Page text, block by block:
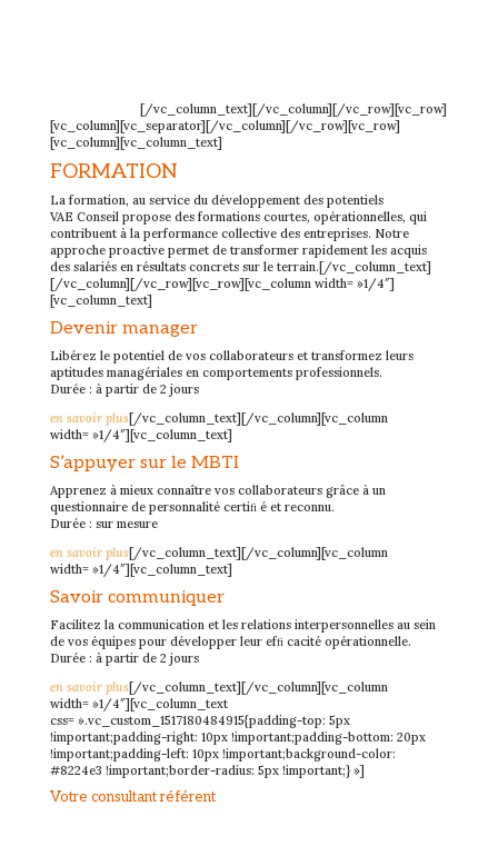
[/vc_column_text][/vc_column][/vc_row][vc_row]
[vc_column][vc_separator][/vc_column][/vc_row][vc_row]
[vc_column][vc_column_text]
FORMATION
La formation, au service du développement des potentiels
VAE Conseil propose des formations courtes, opérationnelles, qui
contribuent à la performance collective des entreprises. Notre
approche proactive permet de transformer rapidement les acquis
des salariés en résultats concrets sur le terrain.[/vc_column_text]
[/vc_column][/vc_row][vc_row][vc_column width= »1/4″]
[vc_column_text]
Devenir manager
Libérez le potentiel de vos collaborateurs et transformez leurs
aptitudes managériales en comportements professionnels.
Durée : à partir de 2 jours
en savoir plus[/vc_column_text][/vc_column][vc_column
width= »1/4″][vc_column_text]
S’appuyer sur le MBTI
Apprenez à mieux connaître vos collaborateurs grâce à un
questionnaire de personnalité certiﬁ é et reconnu.
Durée : sur mesure
en savoir plus[/vc_column_text][/vc_column][vc_column
width= »1/4″][vc_column_text]
Savoir communiquer
Facilitez la communication et les relations interpersonnelles au sein
de vos équipes pour développer leur efﬁ cacité opérationnelle.
Durée : à partir de 2 jours
en savoir plus[/vc_column_text][/vc_column][vc_column
width= »1/4″][vc_column_text
css= ».vc_custom_1517180484915{padding-top: 5px
!important;padding-right: 10px !important;padding-bottom: 20px
!important;padding-left: 10px !important;background-color:
#8224e3 !important;border-radius: 5px !important;} »]
Votre consultant référent